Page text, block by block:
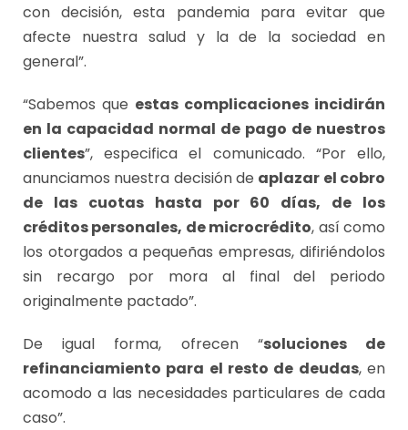
con decisión, esta pandemia para evitar que
afecte nuestra salud y la de la sociedad en
general”.
“Sabemos que estas complicaciones incidirán
en la capacidad normal de pago de nuestros
clientes”, especifica el comunicado. “Por ello,
anunciamos nuestra decisión de aplazar el cobro
de las cuotas hasta por 60 días, de los
créditos personales, de microcrédito, así como
los otorgados a pequeñas empresas, difiriéndolos
sin recargo por mora al final del periodo
originalmente pactado”.
De igual forma, ofrecen “soluciones de
refinanciamiento para el resto de deudas, en
acomodo a las necesidades particulares de cada
caso”.